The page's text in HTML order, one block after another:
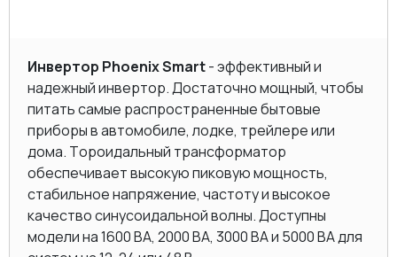
Инвертор Phoenix Smart- эффективный и
надежный инвертор. Достаточно мощный, чтобы
питать самые распространенные бытовые
приборы в автомобиле, лодке, трейлере или
дома. Тороидальный трансформатор
обеспечивает высокую пиковую мощность,
стабильное напряжение, частоту и высокое
качество синусоидальной волны. Доступны
модели на 1600 ВА, 2000 BA, 3000 BA и 5000 ВА для